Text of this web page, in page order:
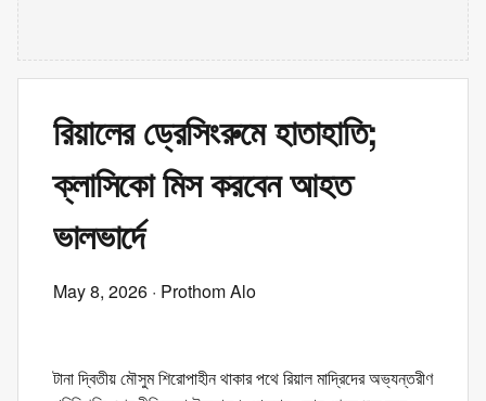
রিয়ালের ড্রেসিংরুমে হাতাহাতি;
ক্লাসিকো মিস করবেন আহত
ভালভার্দে
May 8, 2026 · Prothom Alo
টানা দ্বিতীয় মৌসুম শিরোপাহীন থাকার পথে রিয়াল মাদ্রিদের অভ্যন্তরীণ